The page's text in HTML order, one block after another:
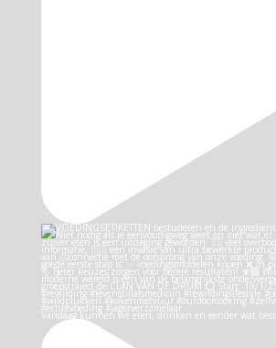
Vandaag kunnen we eten, drinken en eender wat best